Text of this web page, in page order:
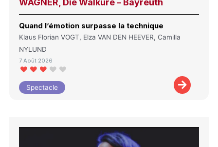
WAGNER, Die Walküre – Bayreuth
Quand l’émotion surpasse la technique
Klaus Florian VOGT, Elza VAN DEN HEEVER, Camilla
NYLUND
7 Août 2026
Spectacle